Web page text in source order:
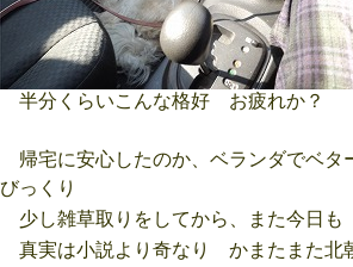
半分くらいこんな格好 お疲れか？
帰宅に安心したのか、ベランダでベタ
びっくり
少し雑草取りをしてから、また今日も
真実は小説より奇なり かまたまた北